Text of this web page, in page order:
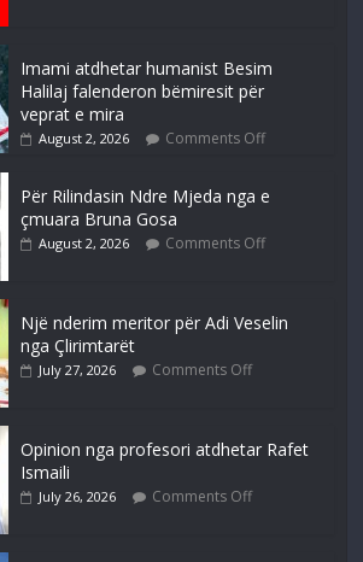
Imami atdhetar humanist Besim
Halilaj falenderon bëmiresit për
veprat e mira
August 2, 2026 Comments Off
Për Rilindasin Ndre Mjeda nga e
çmuara Bruna Gosa
August 2, 2026 Comments Off
Një nderim meritor për Adi Veselin
nga Çlirimtarët
July 27, 2026 Comments Off
Opinion nga profesori atdhetar Rafet
Ismaili
July 26, 2026 Comments Off